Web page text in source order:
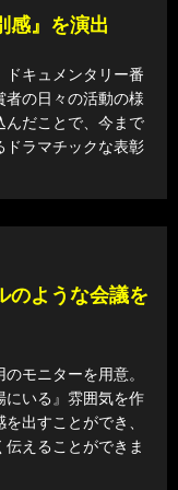
感』を演出
キュメンタリー番
の日々の活動の様
んだことで、今まで
ドラマチックな表彰
のような会議を
モニターを用意。
にいる』雰囲気を作
出すことができ、
えることができま